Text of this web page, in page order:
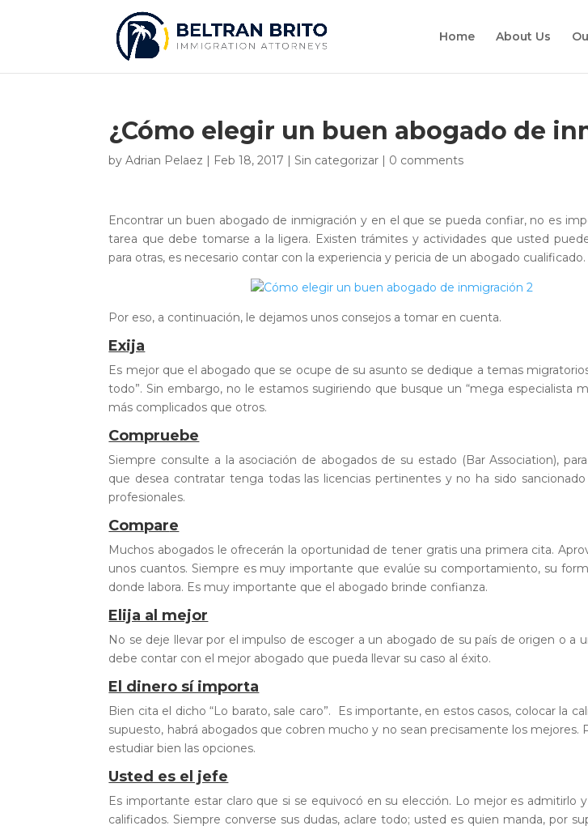
Home About Us
¿Cómo elegir un buen abogado de
byAdrian Pelaez | Feb 18, 2017 |Sin categorizar | 0 comments
Encontrar un buen abogado de inmigración y en el que se pueda confiar, no es
tarea que debe tomarse a la ligera. Existen trámites y actividades que usted
para otras, es necesario contar con la experiencia y pericia de un abogado cualificado.
Por eso, a continuación, le dejamos unos consejos a tomar en cuenta.
Exija
Es mejor que el abogado que se ocupe de su asunto se dedique a temas
todo”. Sin embargo, no le estamos sugiriendo que busque un “mega especialista
más complicados que otros.
Compruebe
Siempre consulte a la asociación de abogados de su estado (Bar Association),
que desea contratar tenga todas las licencias pertinentes y no ha sido
profesionales.
Compare
Muchos abogados le ofrecerán la oportunidad de tener gratis una primera cita.
unos cuantos. Siempre es muy importante que evalúe su comportamiento, su
donde labora. Es muy importante que el abogado brinde confianza.
Elija al mejor
No se deje llevar por el impulso de escoger a un abogado de su país de origen o a
debe contar con el mejor abogado que pueda llevar su caso al éxito.
El dinero sí importa
Bien cita el dicho “Lo barato, sale caro”. Es importante, en estos casos, colocar la
supuesto, habrá abogados que cobren mucho y no sean precisamente los mejores.
estudiar bien las opciones.
Usted es el jefe
Es importante estar claro que si se equivocó en su elección. Lo mejor es admitirlo
calificados. Siempre converse sus dudas, aclare todo; usted es quien manda, por